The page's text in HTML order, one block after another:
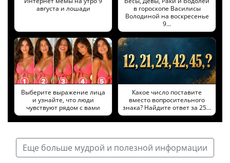
августа и лошади
в гороскопе Василисы
Володиной на воскресенье
9…
Выберите выражение лица
и узнайте, что люди
чувствуют рядом с вами
Какое число поставите
вместо вопросительного
знака? Найдите ответ за 25…
Еще больше мудрой и полезной информации